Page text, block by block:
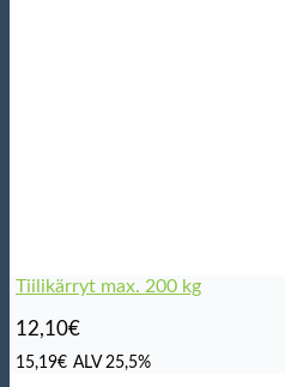
Tiilikärryt max. 200 kg
12,10€
15,19€ ALV 25,5%